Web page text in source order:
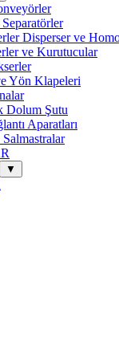
Disperser ve
ve Kurutucular
Yön Klapeleri
Dolum Şutu
Aparatları
▼